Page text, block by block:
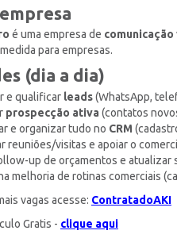
é uma empresa de comunicação
para empresas.
(dia a dia)
e qualificar leads(WhatsApp,
prospecção ativa (contatos
e organizar tudo no CRM
reuniões/visitas e apoiar o
up de orçamentos e atualizar
melhoria de rotinas comerciais
vagas acesse: ContratadoAKI
Gratis - clique aqui